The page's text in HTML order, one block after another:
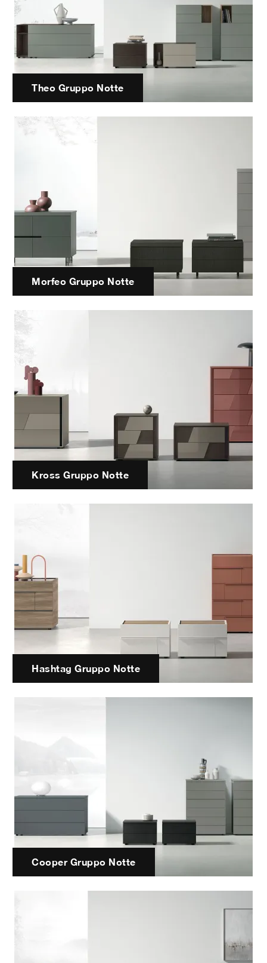
Theo Gruppo Notte
Morfeo Gruppo Notte
Kross Gruppo Notte
Hashtag Gruppo Notte
Cooper Gruppo Notte